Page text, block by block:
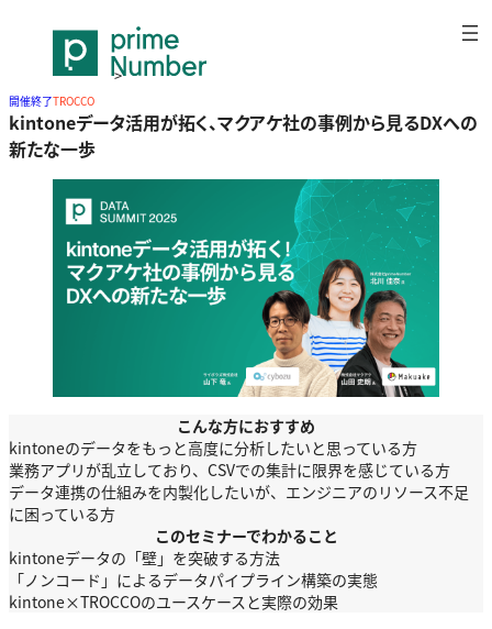
ス
キ
ッ
>
セミナー>
ら見るDXへの新たな一歩
開催終了TROCCO
kintoneデータ活用が拓く、マクアケ社の事例から見るDXへの
新たな一歩
こんな方におすすめ
kintoneのデータをもっと高度に分析したいと思っている方
業務アプリが乱立しており、CSVでの集計に限界を感じている方
データ連携の仕組みを内製化したいが、エンジニアのリソース不足
に困っている方
このセミナーでわかること
kintoneデータの「壁」を突破する方法
「ノンコード」によるデータパイプライン構築の実態
kintone×TROCCOのユースケースと実際の効果